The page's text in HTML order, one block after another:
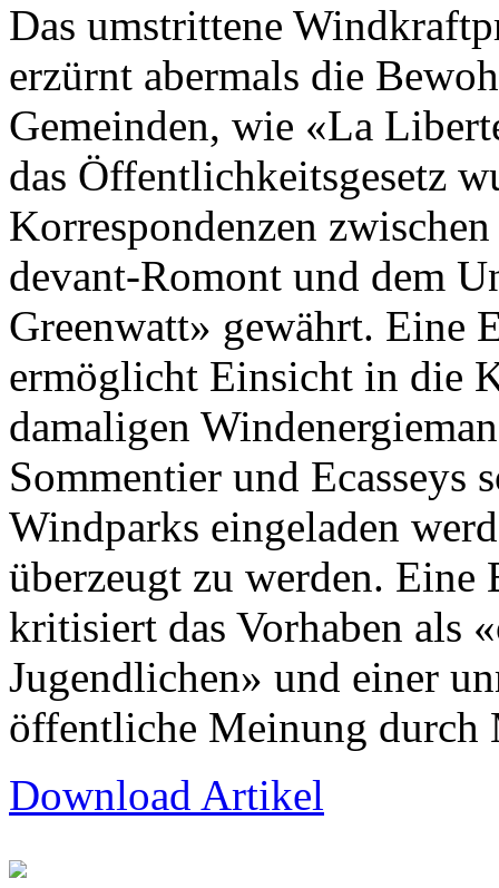
Das umstrittene
erzürnt abermals die
Gemeinden, wie «La
das Öffentlichkeitsgesetz
Korrespondenzen
devant-Romont und dem
Greenwatt» gewährt. Eine
ermöglicht Einsicht in die
damaligen
Sommentier und Ecasseys
Windparks eingeladen
überzeugt zu werden.
kritisiert das Vorhaben als
Jugendlichen» und einer
öffentliche Meinung durch
Download Artikel